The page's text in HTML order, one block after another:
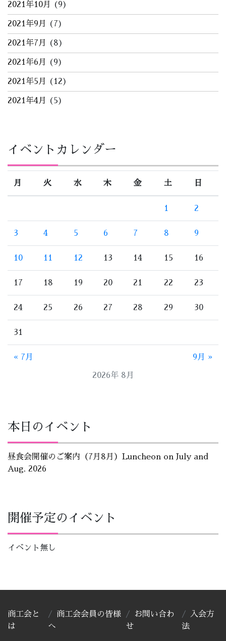
2021年10月 (9)
2021年9月 (7)
2021年7月 (8)
2021年6月 (9)
2021年5月 (12)
2021年4月 (5)
イベントカレンダー
2026年 8月
月 火 水 木 金 土 日
1 2
3 4 5 6 7 8 9
10 11 12 13 14 15 16
17 18 19 20 21 22 23
24 25 26 27 28 29 30
31
« 7月 9月 »
本日のイベント
昼食会開催のご案内（7月8月）Luncheon on July and
Aug, 2026
開催予定のイベント
イベント無し
商工会と
は
商工会会員の皆様
へ
お問い合わ
せ
入会方
法